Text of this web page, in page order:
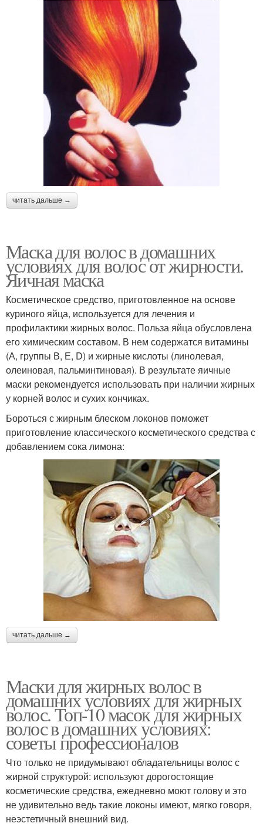
читать дальше →
Маска для волос в домашних
условиях для волос от жирности.
Яичная маска
Косметическое средство, приготовленное на основе
куриного яйца, используется для лечения и
профилактики жирных волос. Польза яйца обусловлена
его химическим составом. В нем содержатся витамины
(А, группы В, Е, D) и жирные кислоты (линолевая,
олеиновая, пальминтиновая). В результате яичные
маски рекомендуется использовать при наличии жирных
у корней волос и сухих кончиках.
Бороться с жирным блеском локонов поможет
приготовление классического косметического средства с
добавлением сока лимона:
читать дальше →
Маски для жирных волос в
домашних условиях для жирных
волос. Топ-10 масок для жирных
волос в домашних условиях:
советы профессионалов
Что только не придумывают обладательницы волос с
жирной структурой: используют дорогостоящие
косметические средства, ежедневно моют голову и это
не удивительно ведь такие локоны имеют, мягко говоря,
неэстетичный внешний вид.